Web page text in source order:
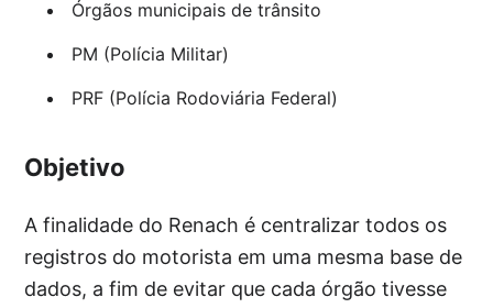
Órgãos municipais de trânsito
PM (Polícia Militar)
PRF (Polícia Rodoviária Federal)
Objetivo
A finalidade do Renach é centralizar todos os
registros do motorista em uma mesma base de
dados, a fim de evitar que cada órgão tivesse